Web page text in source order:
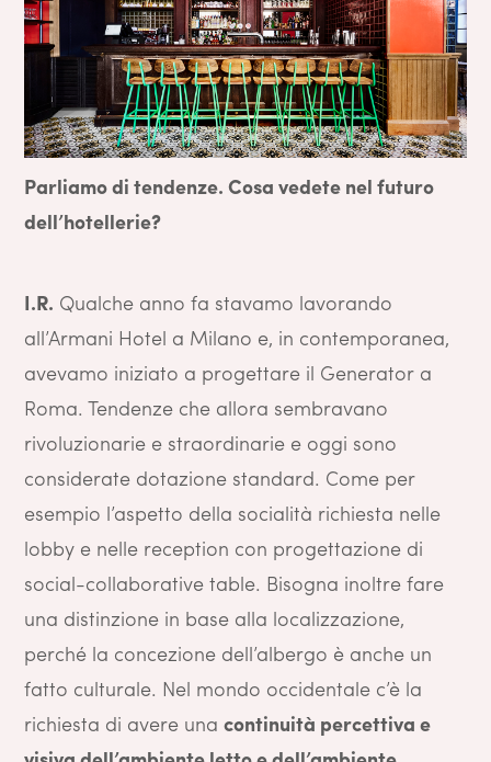
Parliamo di tendenze. Cosa vedete nel futuro
dell’hotellerie?
I.R. Qualche anno fa stavamo lavorando
all’Armani Hotel a Milano e, in contemporanea,
avevamo iniziato a progettare il Generator a
Roma. Tendenze che allora sembravano
rivoluzionarie e straordinarie e oggi sono
considerate dotazione standard. Come per
esempio l’aspetto della socialità richiesta nelle
lobby e nelle reception con progettazione di
social-collaborative table. Bisogna inoltre fare
una distinzione in base alla localizzazione,
perché la concezione dell’albergo è anche un
fatto culturale. Nel mondo occidentale c’è la
richiesta di avere una continuità percettiva e